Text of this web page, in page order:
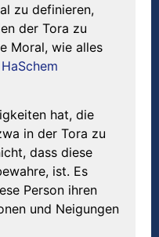
zu definieren,
der Tora zu
Moral, wie alles
HaSchem
hat, die
in der Tora zu
dass diese
ist. Es
Person ihren
und Neigungen